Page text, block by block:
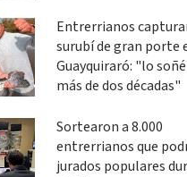
Entrerrianos
surubí de gran porte
Guayquiraró: "lo
más de dos décadas"
Sortearon a 8.000
entrerrianos que
jurados populares